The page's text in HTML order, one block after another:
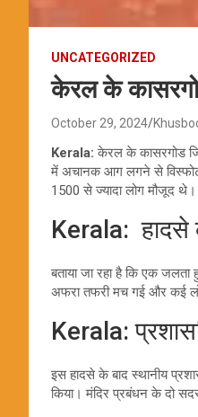
UNCATEGORIZED
केरल के
October 29, 2024
Kerala: केरल के कासरगोड
में अचानक आग लगने से विस्फोट
1500 से ज्यादा लोग मौजूद थे।
Kerala: हादसे
बताया जा रहा है कि एक
अफरा तफरी मच गई और कई
Kerala:
इस हादसे के बाद स्थानीय
किया। मंदिर प्रबंधन के दो